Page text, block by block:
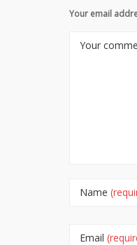
Your email
Your
Name
Email